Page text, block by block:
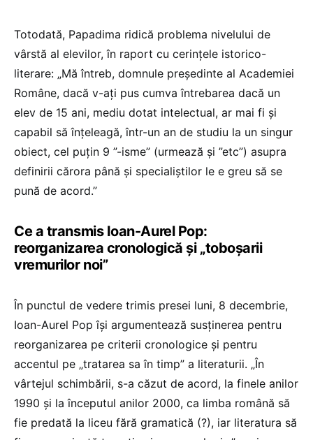
Totodată, Papadima ridică problema nivelului de
vârstă al elevilor, în raport cu cerințele istorico-
literare: „Mă întreb, domnule președinte al Academiei
Române, dacă v-ați pus cumva întrebarea dacă un
elev de 15 ani, mediu dotat intelectual, ar mai fi și
capabil să înțeleagă, într-un an de studiu la un singur
obiect, cel puțin 9 ”-isme” (urmează și ”etc”) asupra
definirii cărora până și specialiștilor le e greu să se
pună de acord.”
Ce a transmis Ioan-Aurel Pop:
reorganizarea cronologică și „toboșarii
vremurilor noi”
În punctul de vedere trimis presei luni, 8 decembrie,
Ioan-Aurel Pop își argumentează susținerea pentru
reorganizarea pe criterii cronologice și pentru
accentul pe „tratarea sa în timp” a literaturii. „În
vârtejul schimbării, s-a căzut de acord, la finele anilor
1990 și la începutul anilor 2000, ca limba română să
fie predată la liceu fără gramatică (?), iar literatura să